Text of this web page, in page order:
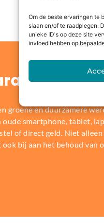
Om de beste ervaringen te
slaan en/of te raadplegen.
unieke ID's op deze site
invloed hebben op
groene en duurzamere
smartphone, tablet,
of direct geld. Niet
bij aan het behoud van